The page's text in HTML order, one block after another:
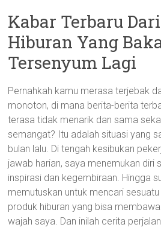
Kabar Terbaru
Hiburan Yang
Tersenyum Lagi
Pernahkah kamu merasa terjebak
monoton, di mana berita-berita
terasa tidak menarik dan sama
semangat? Itu adalah situasi yang
bulan lalu. Di tengah kesibukan
jawab harian, saya menemukan diri
inspirasi dan kegembiraan. Hingga
memutuskan untuk mencari
produk hiburan yang bisa
wajah saya. Dan inilah cerita